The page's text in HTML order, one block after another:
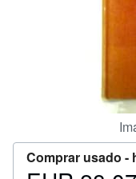
Comprar usado -